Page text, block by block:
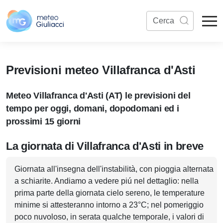
Previsioni meteo Villafranca d'Asti
Meteo Villafranca d'Asti (AT) le previsioni del
tempo per oggi, domani, dopodomani ed i
prossimi 15 giorni
La giornata di Villafranca d'Asti in breve
Giornata all'insegna dell'instabilità, con pioggia alternata
a schiarite. Andiamo a vedere piú nel dettaglio: nella
prima parte della giornata cielo sereno, le temperature
minime si attesteranno intorno a 23°C; nel pomeriggio
poco nuvoloso, in serata qualche temporale, i valori di